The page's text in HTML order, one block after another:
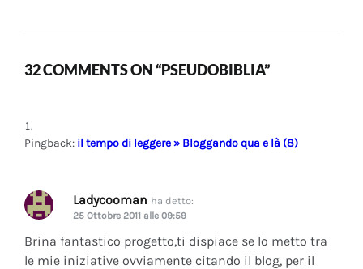
32 COMMENTS ON “PSEUDOBIBLIA”
Pingback: il tempo di leggere » Bloggando qua e là (8)
Ladycooman ha detto:
25 Ottobre 2011 alle 09:59
Brina fantastico progetto,ti dispiace se lo metto tra
le mie iniziative ovviamente citando il blog, per il